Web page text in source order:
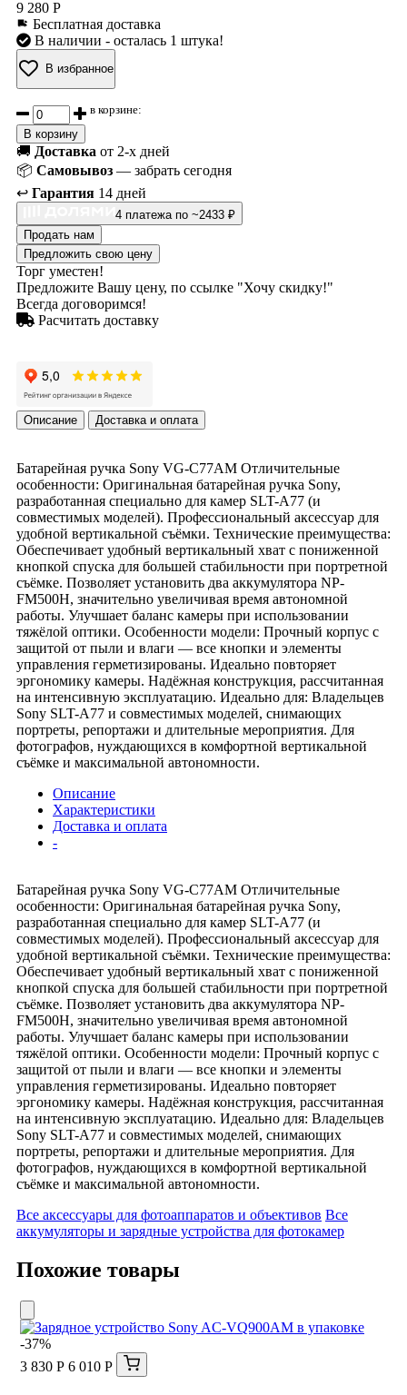
9 280 Р
Бесплатная доставка
В наличии - осталась 1 штука!
В избранное
в корзине:
В корзину
🚚 Доставка от 2-х дней
📦 Самовывоз — забрать сегодня
↩️ Гарантия 14 дней
4 платежа по ~2433 ₽
Продать нам
Предложить свою цену
Торг уместен!
Предложите Вашу цену, по ссылке "Хочу скидку!"
Всегда договоримся!
Расчитать доставку
Описание Доставка и оплата
Батарейная ручка Sony VG-C77AM Отличительные
особенности: Оригинальная батарейная ручка Sony,
разработанная специально для камер SLT-A77 (и
совместимых моделей). Профессиональный аксессуар для
удобной вертикальной съёмки. Технические преимущества:
Обеспечивает удобный вертикальный хват с пониженной
кнопкой спуска для большей стабильности при портретной
съёмке. Позволяет установить два аккумулятора NP-
FM500H, значительно увеличивая время автономной
работы. Улучшает баланс камеры при использовании
тяжёлой оптики. Особенности модели: Прочный корпус с
защитой от пыли и влаги — все кнопки и элементы
управления герметизированы. Идеально повторяет
эргономику камеры. Надёжная конструкция, рассчитанная
на интенсивную эксплуатацию. Идеально для: Владельцев
Sony SLT-A77 и совместимых моделей, снимающих
портреты, репортажи и длительные мероприятия. Для
фотографов, нуждающихся в комфортной вертикальной
съёмке и максимальной автономности.
Описание
Характеристики
Доставка и оплата
-
Батарейная ручка Sony VG-C77AM Отличительные
особенности: Оригинальная батарейная ручка Sony,
разработанная специально для камер SLT-A77 (и
совместимых моделей). Профессиональный аксессуар для
удобной вертикальной съёмки. Технические преимущества:
Обеспечивает удобный вертикальный хват с пониженной
кнопкой спуска для большей стабильности при портретной
съёмке. Позволяет установить два аккумулятора NP-
FM500H, значительно увеличивая время автономной
работы. Улучшает баланс камеры при использовании
тяжёлой оптики. Особенности модели: Прочный корпус с
защитой от пыли и влаги — все кнопки и элементы
управления герметизированы. Идеально повторяет
эргономику камеры. Надёжная конструкция, рассчитанная
на интенсивную эксплуатацию. Идеально для: Владельцев
Sony SLT-A77 и совместимых моделей, снимающих
портреты, репортажи и длительные мероприятия. Для
фотографов, нуждающихся в комфортной вертикальной
съёмке и максимальной автономности.
Все аксессуары для фотоаппаратов и объективов Все
аккумуляторы и зарядные устройства для фотокамер
Похожие товары
-37%
3 830 Р 6 010 Р